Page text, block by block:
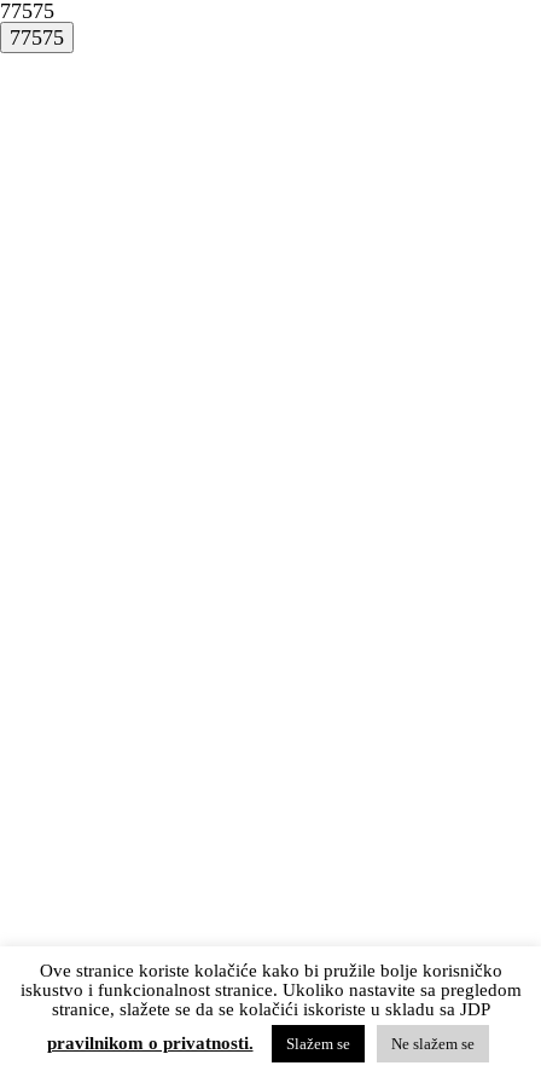
77575
Ove stranice koriste kolačiće kako bi pružile bolje korisničko
iskustvo i funkcionalnost stranice. Ukoliko nastavite sa pregledom
stranice, slažete se da se kolačići iskoriste u skladu sa JDP
pravilnikom o privatnosti.
Slažem se Ne slažem se